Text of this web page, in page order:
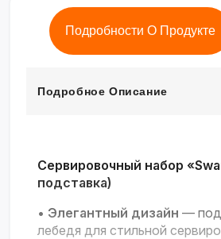
Подробности О Продукте
Подробное Описание
Сервировочный набор
подставка)
• Элегантный дизайн —
лебедя для стильной